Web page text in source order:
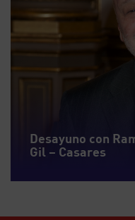
Desayuno con
Gil – Casares